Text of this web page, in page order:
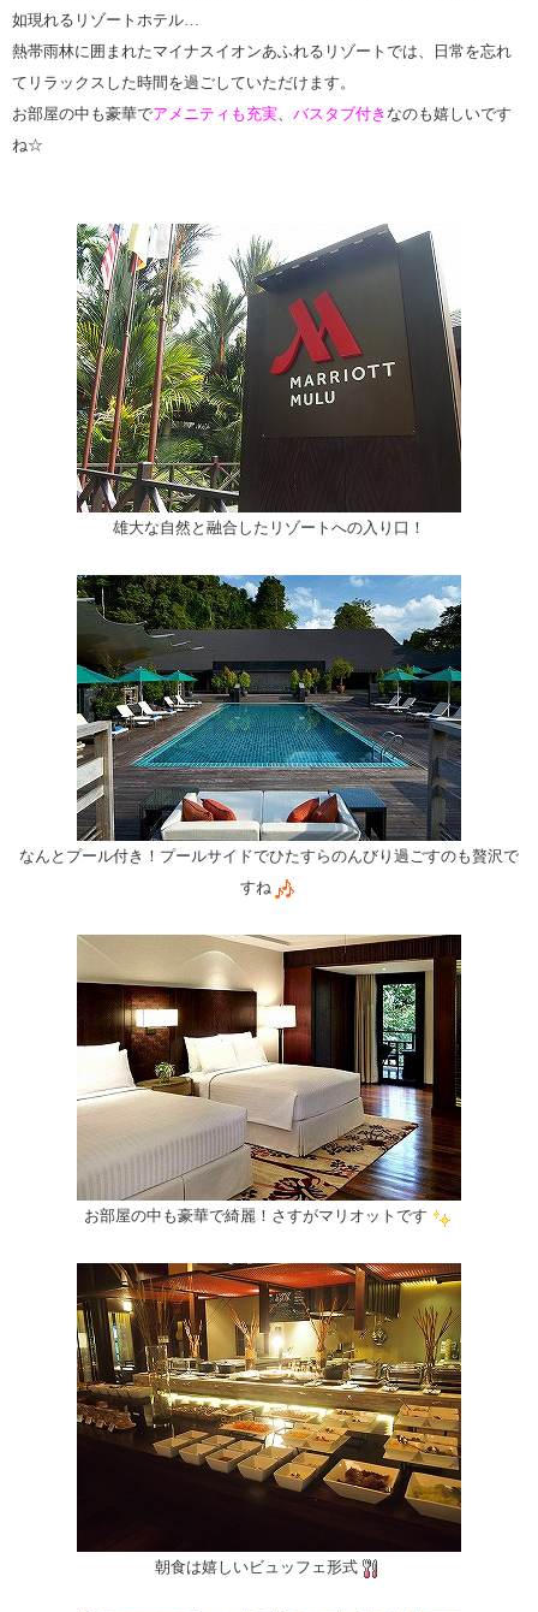
如現れるリゾートホテル…
熱帯雨林に囲まれたマイナスイオンあふれるリゾートでは、日常を忘れ
てリラックスした時間を過ごしていただけます。
お部屋の中も豪華でアメニティも充実、 バスタブ付き なのも嬉しいです
ね☆
雄大な自然と融合したリゾートへの入り口！
なんとプール付き！プールサイドでひたすらのんびり過ごすのも贅沢で
すね
お部屋の中も豪華で綺麗！さすがマリオットです
朝食は嬉しいビュッフェ形式